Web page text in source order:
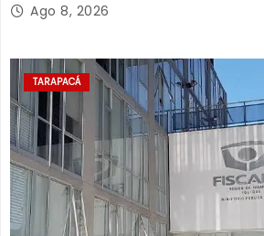
Ago 8, 2026
TARAPACÁ